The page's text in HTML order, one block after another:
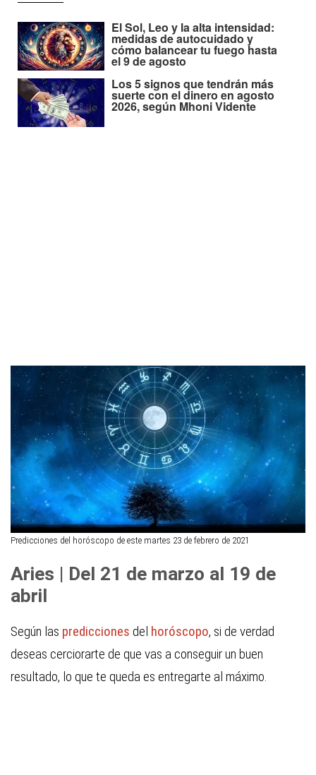
El Sol, Leo y la alta intensidad:
medidas de autocuidado y
cómo balancear tu fuego hasta
el 9 de agosto
Los 5 signos que tendrán más
suerte con el dinero en agosto
2026, según Mhoni Vidente
Predicciones del horóscopo de este martes 23 de febrero de 2021
Aries | Del 21 de marzo al 19 de
abril
Según las predicciones del horóscopo, si de verdad
deseas cerciorarte de que vas a conseguir un buen
resultado, lo que te queda es entregarte al máximo.